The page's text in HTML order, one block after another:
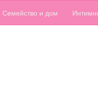
Семейство и дом